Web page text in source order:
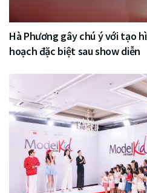
Hà Phương gây chú ý với tạo
hoạch đặc biệt sau show diễn